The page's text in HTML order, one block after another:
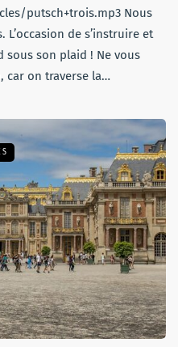
putsch+trois.mp3 Nous
de s’instruire et
sous son plaid ! Ne vous
car on traverse la…